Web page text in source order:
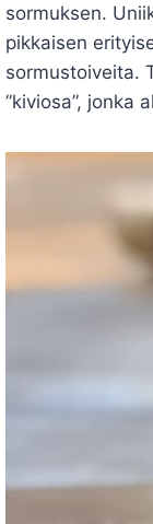
sormuksen.
pikkaisen
sormustoiveita.
”kiviosa”, jonka